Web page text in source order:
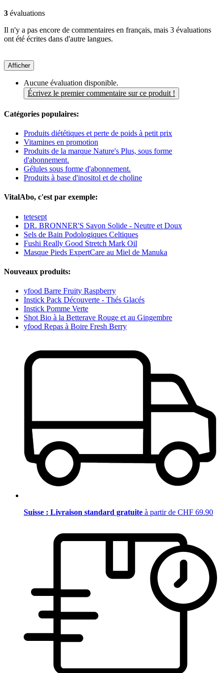
3 évaluations
Il n'y a pas encore de commentaires en français, mais 3 évaluations
ont été écrites dans d'autre langues.
Afficher
Aucune évaluation disponible.
Écrivez le premier commentaire sur ce produit !
Catégories populaires:
Produits diététiques et perte de poids à petit prix
Vitamines en promotion
Produits de la marque Nature's Plus, sous forme
d'abonnement.
Gélules sous forme d'abonnement.
Produits à base d'inositol et de choline
VitalAbo, c'est par exemple:
tetesept
DR. BRONNER'S Savon Solide - Neutre et Doux
Sels de Bain Podologiques Celtiques
Fushi Really Good Stretch Mark Oil
Masque Pieds ExpertCare au Miel de Manuka
Nouveaux produits:
yfood Barre Fruity Raspberry
Instick Pack Découverte - Thés Glacés
Instick Pomme Verte
Shot Bio à la Betterave Rouge et au Gingembre
yfood Repas à Boire Fresh Berry
Suisse : Livraison standard gratuite à partir de CHF 69.90